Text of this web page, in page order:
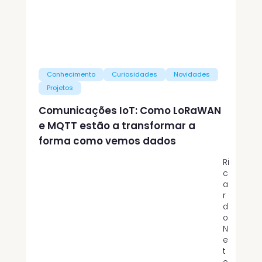
Conhecimento Curiosidades
Novidades
Projetos
Comunicações IoT: Como LoRaWAN
e MQTT estão a transformar a
forma como vemos dados
Ri
c
a
r
d
o
N
e
t